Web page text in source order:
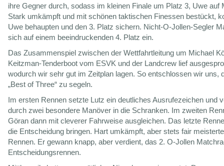
ihre Gegner durch, sodass im kleinen Finale um Platz 3, Uwe auf
Stark umkämpft und mit schönen taktischen Finessen bestückt,
Uwe behaupten und den 3. Platz sichern. Nicht-O-Jollen-Segler
sich auf einem beeindruckenden 4. Platz ein.
Das Zusammenspiel zwischen der Wettfahrtleitung um Michael
Keitzman-Tenderboot vom ESVK und der Landcrew lief
wodurch wir sehr gut im Zeitplan lagen. So entschlossen wir uns,
„Best of Three“ zu segeln.
Im ersten Rennen setzte Lutz ein deutliches Ausrufezeichen und
durch zwei besondere Manöver in die Schranken. Im zweiten
Göran dann mit cleverer Fahrweise ausgleichen. Das letzte
die Entscheidung bringen. Hart umkämpft, aber stets fair
Rennen. Er gewann knapp, aber verdient, das 2. O-Jollen
Entscheidungsrennen.